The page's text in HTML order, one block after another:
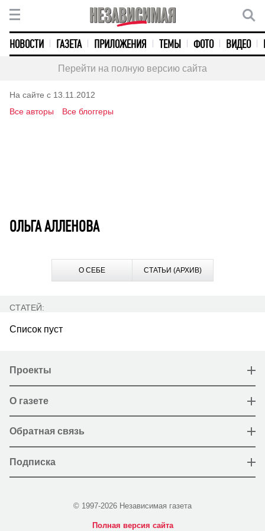
НОВОСТИ ГАЗЕТА ПРИЛОЖЕНИЯ ТЕМЫ ФОТО ВИДЕО
Перейти на полную версию сайта
На сайте с 13.11.2012
Все авторы
Все блоггеры
ОЛЬГА АЛЛЕНОВА
О СЕБЕ СТАТЬИ (АРХИВ)
СТАТЕЙ:
Список пуст
Проекты
О газете
Обратная связь
Подписка
© 1997-2026 Независимая газета
Полная версия сайта